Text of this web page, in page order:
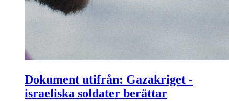
Dokument utifrån: Gazakriget -
israeliska soldater berättar